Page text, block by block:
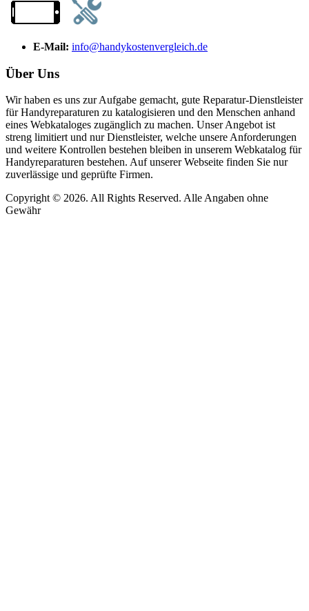
E-Mail: info@handykostenvergleich.de
Über Uns
Wir haben es uns zur Aufgabe gemacht, gute Reparatur-Dienstleister
für Handyreparaturen zu katalogisieren und den Menschen anhand
eines Webkataloges zugänglich zu machen. Unser Angebot ist
streng limitiert und nur Dienstleister, welche unsere Anforderungen
und weitere Kontrollen bestehen bleiben in unserem Webkatalog für
Handyreparaturen bestehen. Auf unserer Webseite finden Sie nur
zuverlässige und geprüfte Firmen.
Copyright © 2026. All Rights Reserved. Alle Angaben ohne
Gewähr